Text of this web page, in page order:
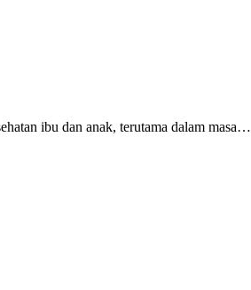
ibu dan anak, terutama dalam masa…